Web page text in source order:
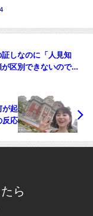
証しなのに「人見知
区別できないので
が起
応
ら